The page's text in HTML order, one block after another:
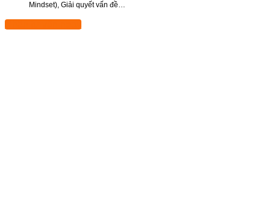
Mindset), Giải quyết vấn đề…
Nhận tư vấn ngay